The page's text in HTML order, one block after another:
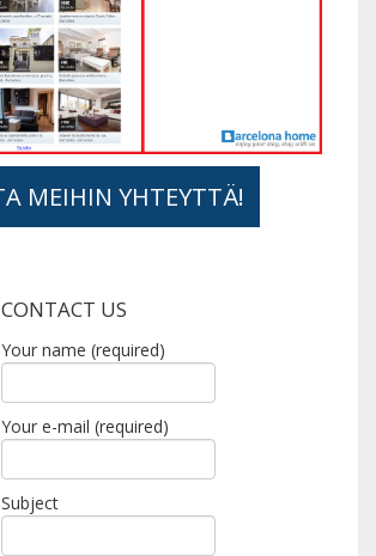
MEIHIN YHTEYTTÄ!
CONTACT US
Your name (required)
Your e-mail (required)
Subject